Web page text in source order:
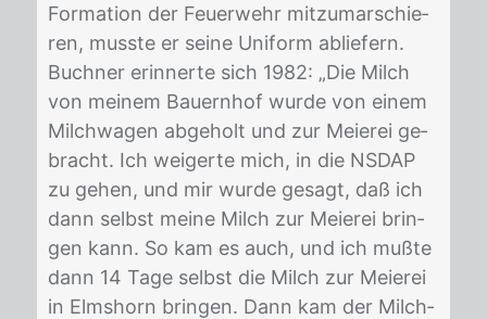
For­ma­ti­on der Feu­er­wehr mit­zu­mar­schie­
ren, muss­te er sei­ne Uni­form ab­lie­fern.
Buch­ner er­in­ner­te sich 1982: „Die Milch
von mei­nem Bau­ern­hof wur­de von ei­nem
Milch­wa­gen ab­ge­holt und zur Meie­rei ge­
bracht. Ich wei­ger­te mich, in die NS­DAP
zu ge­hen, und mir wur­de ge­sagt, daß ich
dann selbst mei­ne Milch zur Meie­rei brin­
gen kann. So kam es auch, und ich muß­te
dann 14 Tage selbst die Milch zur Meie­rei
in Elms­horn brin­gen. Dann kam der Milch­